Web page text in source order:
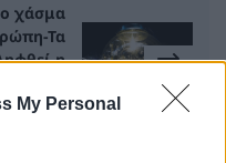
My Personal
χάσμα
Τα
η
2026